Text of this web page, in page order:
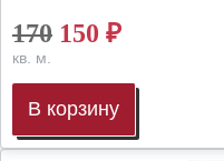
170 150 ₽
кв. м.
В корзину